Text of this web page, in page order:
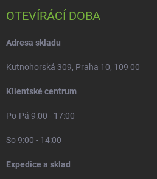
OTEVÍRÁCÍ DOBA
Adresa skladu
Kutnohorská 309, Praha 10, 109 00
Klientské centrum
Po-Pá 9:00 - 17:00
So 9:00 - 14:00
Expedice a sklad